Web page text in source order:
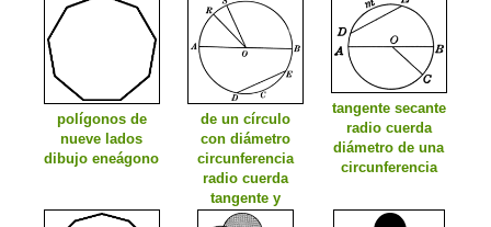
polígonos de
nueve lados
dibujo eneágono
de un círculo
con diámetro
circunferencia
radio cuerda
tangente y
secante
tangente secante
radio cuerda
diámetro de una
circunferencia